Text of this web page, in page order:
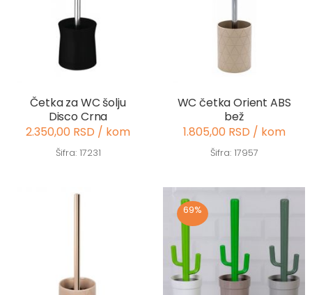
Četka za WC šolju
Disco Crna
2.350,00 RSD / kom
Šifra: 17231
WC četka Orient ABS
bež
1.805,00 RSD / kom
Šifra: 17957
69%